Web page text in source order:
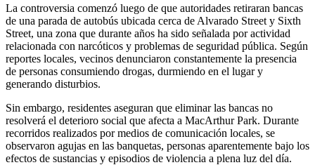
La controversia comenzó luego de que autoridades retiraran bancas
de una parada de autobús ubicada cerca de Alvarado Street y Sixth
Street, una zona que durante años ha sido señalada por actividad
relacionada con narcóticos y problemas de seguridad pública. Según
reportes locales, vecinos denunciaron constantemente la presencia
de personas consumiendo drogas, durmiendo en el lugar y
generando disturbios.
Sin embargo, residentes aseguran que eliminar las bancas no
resolverá el deterioro social que afecta a MacArthur Park. Durante
recorridos realizados por medios de comunicación locales, se
observaron agujas en las banquetas, personas aparentemente bajo los
efectos de sustancias y episodios de violencia a plena luz del día.